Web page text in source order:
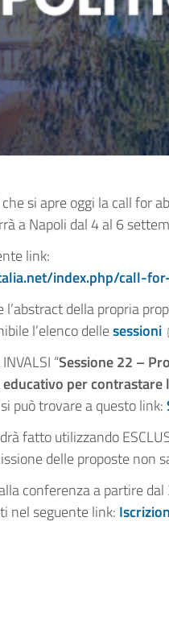
si apre oggi la call for
a Napoli dal 4 al 6
link:
index.php/call-
l’abstract della propria
l’elenco dellesessioni
“Sessione 22 –
per
si può trovare a questo link:
fatto utilizzando
delle proposte non
conferenza a partire
nel seguente link: